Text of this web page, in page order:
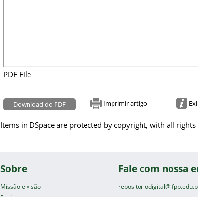
PDF File
Download do PDF Imprimir artigo
Items in DSpace are protected by copyright, with all
Sobre
Missão e visão
Fale com nossa